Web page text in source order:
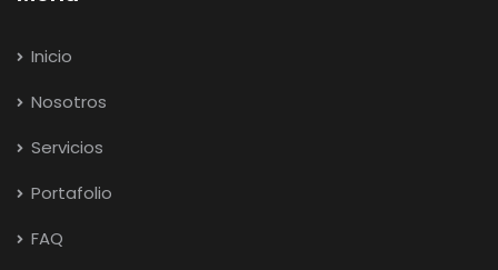
Inicio
Nosotros
Servicios
Portafolio
FAQ